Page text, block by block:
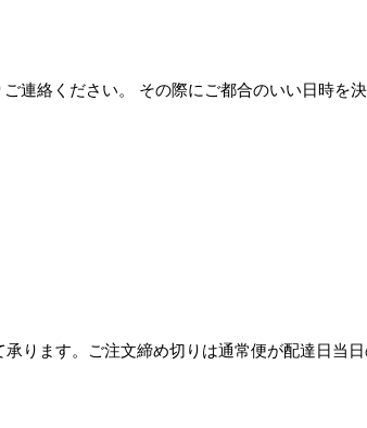
連絡ください。 その際にご都合のいい日時を
ります。ご注文締め切りは通常便が配達日当